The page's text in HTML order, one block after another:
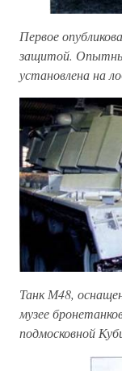
Первое
защитой.
установлена на
Танк М48,
музее
подмосковной